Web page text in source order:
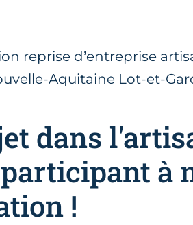
reprise d’entreprise
Aquitaine Lot-et-
dans
à
!